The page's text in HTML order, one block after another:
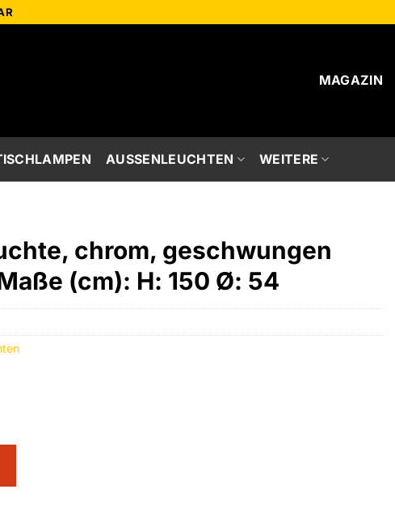
MAGAZIN
AUSSENLEUCHTEN WEITERE
chrom, geschwungen
(cm): H: 150 Ø: 54